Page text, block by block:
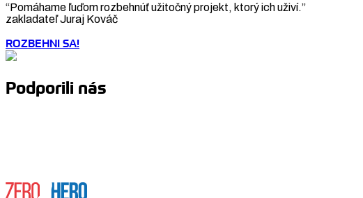
“Pomáhame ľuďom rozbehnúť užitočný projekt, ktorý ich uživí.”
zakladateľ Juraj Kováč
ROZBEHNI SA!
Podporili nás